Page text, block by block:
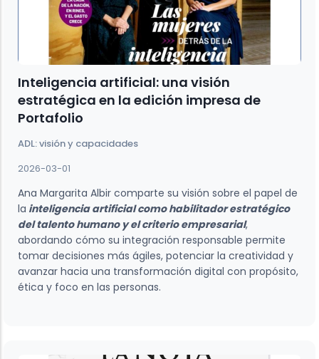
Inteligencia artificial: una visión
estratégica en la edición impresa de
Portafolio
ADL: visión y capacidades
2026-03-01
Ana Margarita Albir comparte su visión sobre el papel de
la inteligencia artificial como habilitador estratégico
del talento humano y el criterio empresarial,
abordando cómo su integración responsable permite
tomar decisiones más ágiles, potenciar la creatividad y
avanzar hacia una transformación digital con propósito,
ética y foco en las personas.